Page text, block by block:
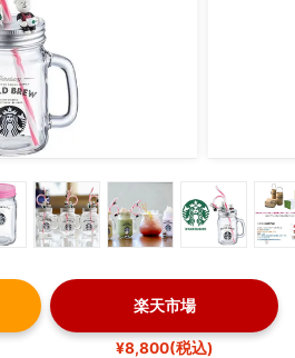
楽天市場
¥8,800(税込)